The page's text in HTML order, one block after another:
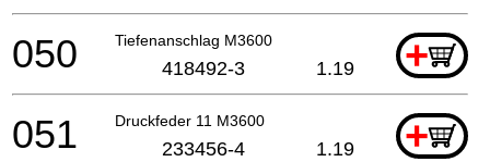
Tiefenanschlag M3600 +
050 418492-3 1.19
Druckfeder 11 M3600 +
051 233456-4 1.19